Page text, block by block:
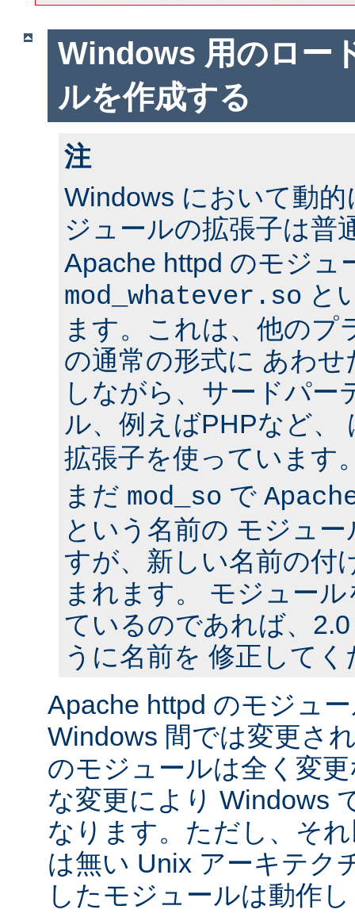
Windows 用のロー
ルを作成する
注
Windows において動
ジュールの拡張子は普
Apache httpd のモジュ
mod_whatever.so と
ます。これは、他のプ
の通常の形式に あわ
しながら、サードパー
ル、例えばPHPなど、
拡張子を使っています
まだ mod_so で
という名前の モジュ
すが、新しい名前の付
まれます。 モジュー
ているのであれば、
うに名前を 修正して
Apache httpd のモジュ
Windows 間では変更さ
のモジュールは全く変
な変更により Windows
なります。ただし、そ
は無い Unix アーキテク
したモジュールは動作